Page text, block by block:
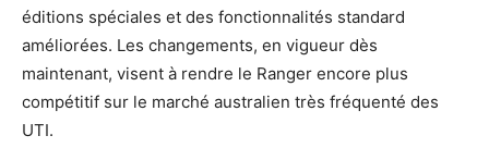
éditions spéciales et des fonctionnalités standard
améliorées. Les changements, en vigueur dès
maintenant, visent à rendre le Ranger encore plus
compétitif sur le marché australien très fréquenté des
UTI.